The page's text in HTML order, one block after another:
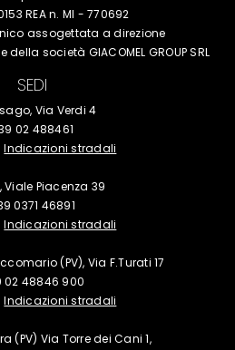
REA n. MI - 770692
assogettata adirezione
della società GIACOMEL GROUP SRL
SEDI
Via Verdi 4
02 488461
Indicazioni stradali
Viale Piacenza 39
0371 46891
Indicazioni stradali
(PV), Via F.Turati 17
02 48846 900
Indicazioni stradali
(PV) Via Torre dei Cani 1,